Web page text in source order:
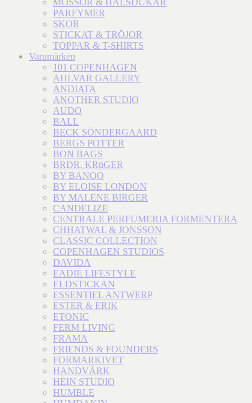
MÖSSOR & HALSDUKAR
PARFYMER
SKOR
STICKAT & TRÖJOR
TOPPAR & T-SHIRTS
Varumärken
101 COPENHAGEN
AHLVAR GALLERY
ANDIATA
ANOTHER STUDIO
AUDO
BALL
BECK SÖNDERGAARD
BERGS POTTER
BON BAGS
BRDR. KRüGER
BY BANOO
BY ELOISE LONDON
BY MALENE BIRGER
CANDELIZE
CENTRALE PERFUMERIA FORMENTERA
CHHATWAL & JONSSON
CLASSIC COLLECTION
COPENHAGEN STUDIOS
DAVIDA
EADIE LIFESTYLE
ELDSTICKAN
ESSENTIEL ANTWERP
ESTER & ERIK
ETONIC
FERM LIVING
FRAMA
FRIENDS & FOUNDERS
FORMARKIVET
HANDVÄRK
HEIN STUDIO
HUMBLE